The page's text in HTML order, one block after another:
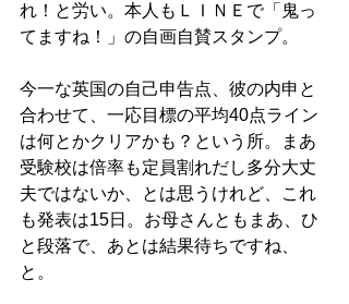
れ！と労い。本人もＬＩＮＥで「鬼っ
てますね！」の自画自賛スタンプ。
今一な英国の自己申告点、彼の内申と
合わせて、一応目標の平均40点ライン
は何とかクリアかも？という所。まあ
受験校は倍率も定員割れだし多分大丈
夫ではないか、とは思うけれど、これ
も発表は15日。お母さんともまあ、ひ
と段落で、あとは結果待ちですね、
と。